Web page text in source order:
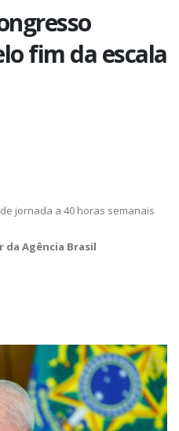
fim da escala
jornada a 40 horas semanais
da Agência Brasil